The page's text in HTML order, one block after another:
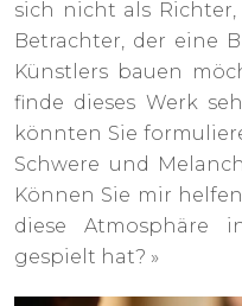
sich nicht als
Betrachter, der eine
Künstlers bauen
finde dieses Werk
könnten Sie
Schwere und
Können Sie mir
diese Atmosphäre
gespielt hat? »